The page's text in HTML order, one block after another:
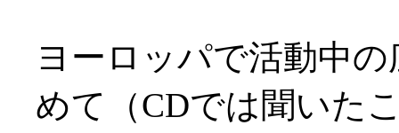
ヨーロッパで活動中
めて（CDでは聞いた